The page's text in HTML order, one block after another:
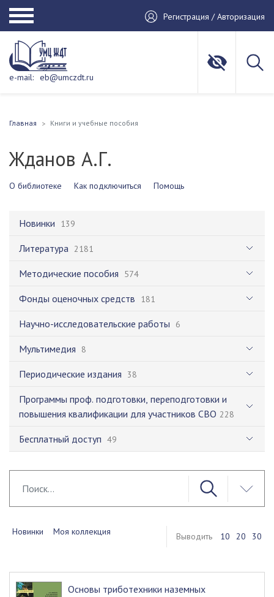
Регистрация / Авторизация
e-mail: eb@umczdt.ru
Главная Книги и учебные пособия
Жданов А.Г.
О библиотеке Как подключиться Помощь
Новинки 139
Литература 2181
Методические пособия 574
Фонды оценочных средств 181
Научно-исследовательские работы 6
Мультимедия 8
Периодические издания 38
Программы проф. подготовки, переподготовки и
повышения квалификации для участников СВО 228
Бесплатный доступ 49
Новинки Моя коллекция Выводить 10 20 30
Основы триботехники наземных